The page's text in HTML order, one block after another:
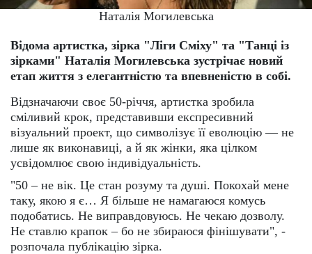
Наталія Могилевська
Відома артистка, зірка "Ліги Сміху" та "Танці із
зірками" Наталія Могилевська зустрічає новий
етап життя з елегантністю та впевненістю в собі.
Відзначаючи своє 50-річчя, артистка зробила
сміливий крок, представивши експресивний
візуальний проект, що символізує її еволюцію — не
лише як виконавиці, а й як жінки, яка цілком
усвідомлює свою індивідуальність.
"50 – не вік. Це стан розуму та душі. Покохай мене
таку, якою я є… Я більше не намагаюся комусь
подобатись. Не виправдовуюсь. Не чекаю дозволу.
Не ставлю крапок – бо не збираюся фінішувати", -
розпочала публікацію зірка.